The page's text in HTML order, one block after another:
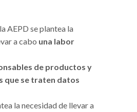
AEPD se plantea la
a cabo una labor
de productos y
que se traten datos
la necesidad de llevar a